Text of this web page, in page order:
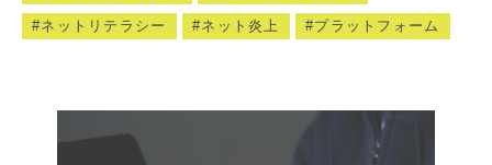
ネットリテラシー ネット炎上 プラットフォーム